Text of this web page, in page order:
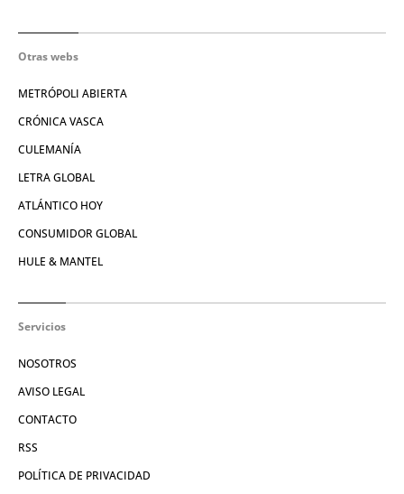
Otras webs
METRÓPOLI ABIERTA
CRÓNICA VASCA
CULEMANÍA
LETRA GLOBAL
ATLÁNTICO HOY
CONSUMIDOR GLOBAL
HULE & MANTEL
Servicios
NOSOTROS
AVISO LEGAL
CONTACTO
RSS
POLÍTICA DE PRIVACIDAD